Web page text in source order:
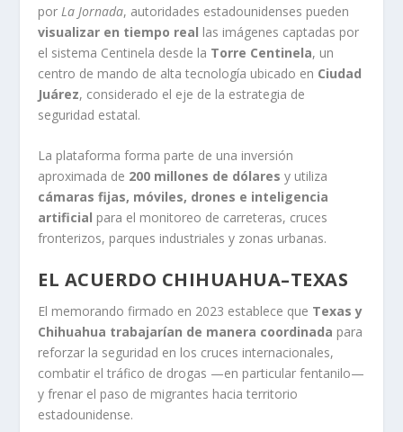
por La Jornada, autoridades estadounidenses pueden
visualizar en tiempo real las imágenes captadas por
el sistema Centinela desde la Torre Centinela, un
centro de mando de alta tecnología ubicado en Ciudad
Juárez, considerado el eje de la estrategia de
seguridad estatal.
La plataforma forma parte de una inversión
aproximada de 200 millones de dólares y utiliza
cámaras fijas, móviles, drones e inteligencia
artificial para el monitoreo de carreteras, cruces
fronterizos, parques industriales y zonas urbanas.
EL ACUERDO CHIHUAHUA–TEXAS
El memorando firmado en 2023 establece que Texas y
Chihuahua trabajarían de manera coordinada para
reforzar la seguridad en los cruces internacionales,
combatir el tráfico de drogas —en particular fentanilo—
y frenar el paso de migrantes hacia territorio
estadounidense.